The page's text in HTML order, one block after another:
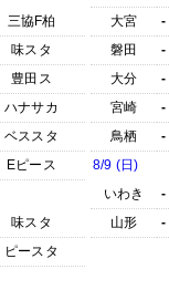
三協F柏
味スタ
豊田ス
ハナサカ
ベススタ
Eピース
味スタ
ピースタ
大宮
-
磐田
-
大分
-
宮崎
-
鳥栖
-
8/9 (日)
いわき
-
山形
-